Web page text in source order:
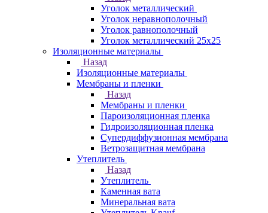
Уголок металлический
Уголок неравнополочный
Уголок равнополочный
Уголок металлический 25х25
Изоляционные материалы
Назад
Изоляционные материалы
Мембраны и пленки
Назад
Мембраны и пленки
Пароизоляционная пленка
Гидроизоляционная пленка
Супердиффузионная мембрана
Ветрозащитная мембрана
Утеплитель
Назад
Утеплитель
Каменная вата
Минеральная вата